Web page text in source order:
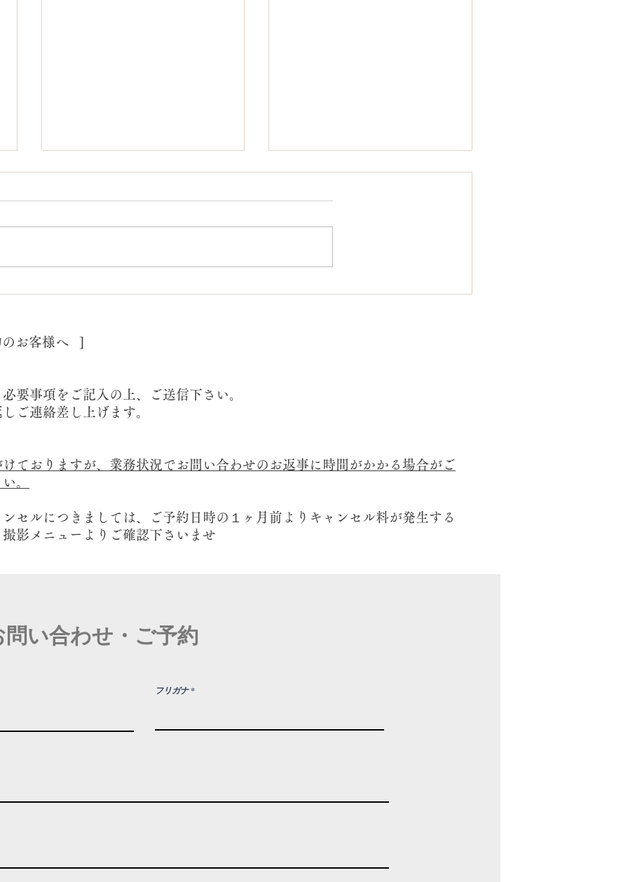
プロフィール撮影/宣材撮影
七五三撮影はマルスタジオ
のお客様へ ]
要事項をご記入の上、ご送信下さい。
しご連絡差し上げます。
ておりますが、業務状況でお問い合わせのお返事に時間がかかる場合がご
。
セルにつきましては、ご予約日時の１ヶ月前よりキャンセル料が発生する
影メニューよりご確認下さいませ
い合わせ・ご予約
フリガナ